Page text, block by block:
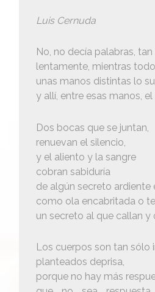
Luis Cernuda
No, no decía palabras,
lentamente, mientras
unas manos distintas lo
y allí, entre esas manos, el
Dos bocas que se juntan,
renuevan el silencio,
y el aliento y la sangre
cobran sabiduría
de algún secreto ardiente
como ola encabritada o
un secreto al que callan y
Los cuerpos son tan sólo
planteados deprisa,
porque no hay más